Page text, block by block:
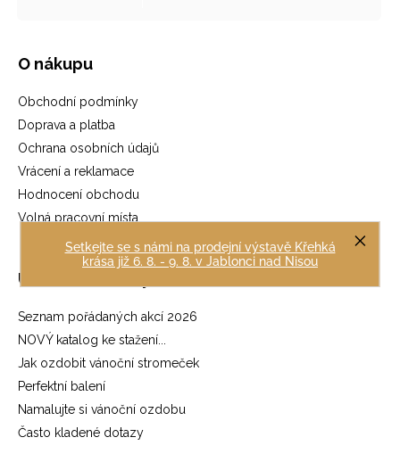
Setkejte se s námi na prodejní výstavě Křehká
krása již 6. 8. - 9. 8. v Jablonci nad Nisou
O nákupu
Obchodní podmínky
Doprava a platba
Ochrana osobních údajů
Vrácení a reklamace
Hodnocení obchodu
Volná pracovní místa
Užitečné odkazy
Seznam pořádaných akcí 2026
NOVÝ katalog ke stažení...
Jak ozdobit vánoční stromeček
Perfektní balení
Namalujte si vánoční ozdobu
Často kladené dotazy